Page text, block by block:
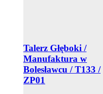
Talerz Głęboki /
Manufaktura w
Bolesławcu / T133 /
ZP01